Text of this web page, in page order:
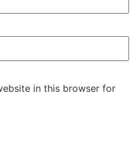
in this browser for